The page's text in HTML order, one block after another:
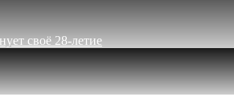
своё 28-летие